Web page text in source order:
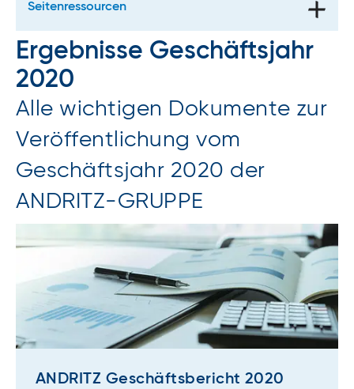
Seitenressourcen
Ergebnisse Geschäftsjahr
2020
Alle wichtigen Dokumente zur
Veröffentlichung vom
Geschäftsjahr 2020 der
ANDRITZ-GRUPPE
ANDRITZ Geschäftsbericht 2020